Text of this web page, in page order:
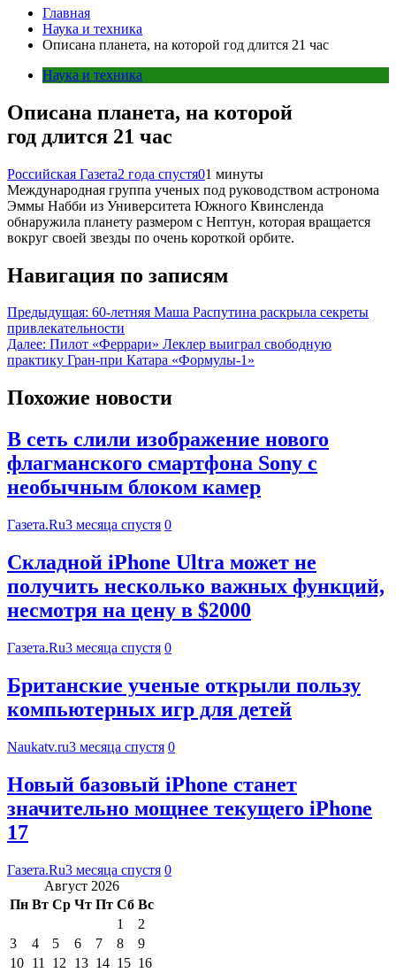
Главная
Наука и техника
Описана планета, на которой год длится 21 час
Наука и техника
Описана планета, на которой
год длится 21 час
Российская Газета2 года спустя01 минуты
Международная группа ученых под руководством астронома
Эммы Набби из Университета Южного Квинсленда
обнаружила планету размером с Нептун, которая вращается
вокруг своей звезды по очень короткой орбите.
Навигация по записям
Предыдущая: 60-летняя Маша Распутина раскрыла секреты
привлекательности
Далее: Пилот «Феррари» Леклер выиграл свободную
практику Гран-при Катара «Формулы-1»
Похожие новости
В сеть слили изображение нового
флагманского смартфона Sony с
необычным блоком камер
Газета.Ru3 месяца спустя 0
Складной iPhone Ultra может не
получить несколько важных функций,
несмотря на цену в $2000
Газета.Ru3 месяца спустя 0
Британские ученые открыли пользу
компьютерных игр для детей
Naukatv.ru3 месяца спустя 0
Новый базовый iPhone станет
значительно мощнее текущего iPhone
17
Газета.Ru3 месяца спустя 0
Август 2026
Пн Вт Ср Чт Пт Сб Вс
1
2
3
4 5 6 7 8
9
10 11 12 13 14 15 16